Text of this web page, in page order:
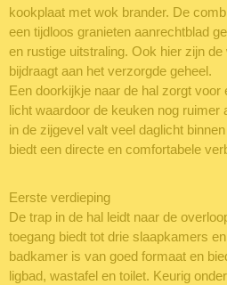
kookplaat met wok brander. De
een tijdloos granieten aanrechtblad
en rustige uitstraling. Ook hier zijn
bijdraagt aan het verzorgde geheel.
Een doorkijkje naar de hal zorgt voor
licht waardoor de keuken nog ruimer
in de zijgevel valt veel daglicht
biedt een directe en comfortabele
Eerste verdieping
De trap in de hal leidt naar de
toegang biedt tot drie slaapkamers
badkamer is van goed formaat en
ligbad, wastafel en toilet. Keurig